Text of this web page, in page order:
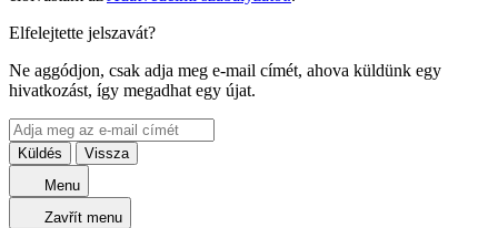
Elfelejtette jelszavát?
Ne aggódjon, csak adja meg e-mail címét, ahova küldünk egy
hivatkozást, így megadhat egy újat.
Küldés
Vissza
Menu
Zavřít menu